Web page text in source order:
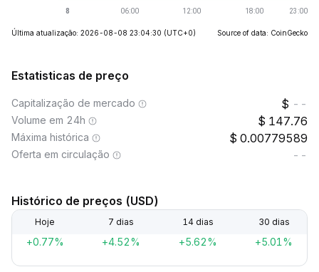
Última atualização: 2026-08-08 23:04:30 (UTC+0) Source of data: CoinGecko
Estatisticas de preço
Capitalização de mercado --
Volume em 24h 147.76
Máxima histórica 0.00779589
Oferta em circulação --
Histórico de preços (USD)
Hoje 7 dias 14 dias 30 dias
+0.77% +4.52% +5.62% +5.01%